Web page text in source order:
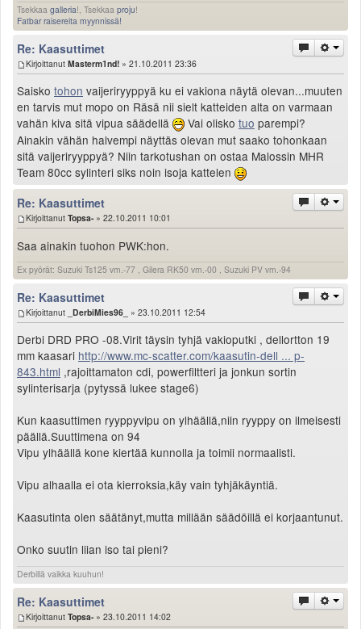
Kuopion sää
Rovaniemen sää
MUUT
VIP-jäsenyys
Paidat ja vaatteet
Suunnittele oma paita
Mainostus
Palaute
Kevytversio
Tsekkaa galleria!, Tsekkaa proju!
Fatbar raisereita myynnissä!
Re: Kaasuttimet
Kirjoittanut Masterm1nd! » 21.10.2011 23:36
Saisko tohon vaijeriryyppyä ku ei vakiona näytä olevan...muuten
en tarvis mut mopo on Räsä nii sielt katteiden alta on varmaan
vahän kiva sitä vipua säädellä
Vai olisko tuo parempi?
Ainakin vähän halvempi näyttäs olevan mut saako tohonkaan
sitä vaijeriryyppyä? Niin tarkotushan on ostaa Malossin MHR
Team 80cc sylinteri siks noin isoja kattelen
Re: Kaasuttimet
Kirjoittanut Topsa- » 22.10.2011 10:01
Saa ainakin tuohon PWK:hon.
Ex pyörät: Suzuki Ts125 vm.-77 , Gilera RK50 vm.-00 , Suzuki PV vm.-94
Re: Kaasuttimet
Kirjoittanut _DerbiMies96_ » 23.10.2011 12:54
Derbi DRD PRO -08.Virit täysin tyhjä vakioputki , dellortton 19
mm kaasari http://www.mc-scatter.com/kaasutin-dell ... p-
843.html ,rajoittamaton cdi, powerfiltteri ja jonkun sortin
sylinterisarja (pytyssä lukee stage6)
Kun kaasuttimen ryyppyvipu on ylhäällä,niin ryyppy on ilmeisesti
päällä.Suuttimena on 94
Vipu ylhäällä kone kiertää kunnolla ja toimii normaalisti.
Vipu alhaalla ei ota kierroksia,käy vain tyhjäkäyntiä.
Kaasutinta olen säätänyt,mutta millään säädöillä ei korjaantunut.
Onko suutin liian iso tai pieni?
Derbillä vaikka kuuhun!
Re: Kaasuttimet
Kirjoittanut Topsa- » 23.10.2011 14:02